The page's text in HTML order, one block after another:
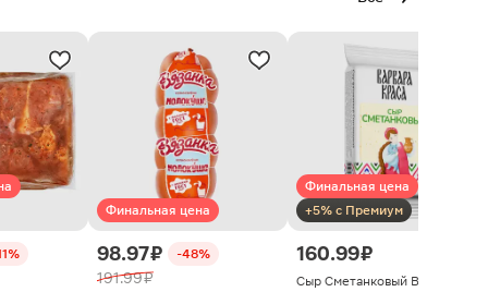
Финальная цена
98.97 ₽ -48%
191.99 ₽
Финальная цена
+5% с Премиум
160.99 ₽
Сыр Сметанковый Варвара